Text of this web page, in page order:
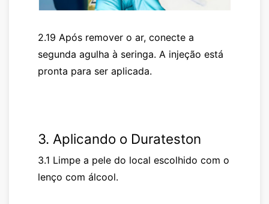
2.19 Após remover o ar, conecte a
segunda agulha à seringa. A injeção está
pronta para ser aplicada.
3. Aplicando o Durateston
3.1 Limpe a pele do local escolhido com o
lenço com álcool.